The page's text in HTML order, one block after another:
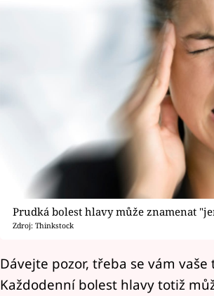
Prudká bolest hlavy může znamenat
Zdroj: Thinkstock
Dávejte pozor, třeba se vám
Každodenní bolest hlavy totiž